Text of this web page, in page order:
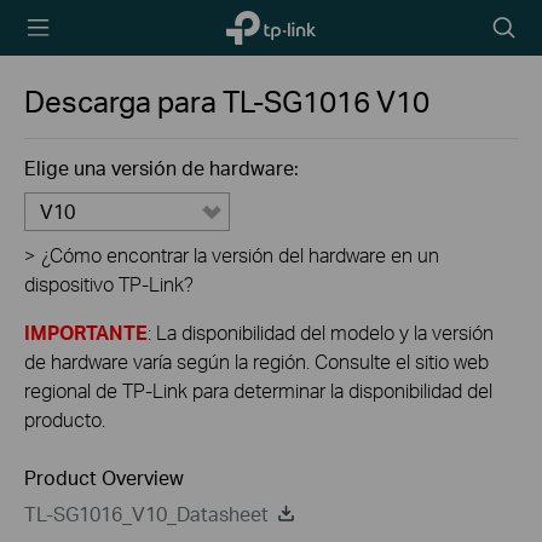
TP-Link,
Reliably
icon
Descarga paraTL-SG1016V10
Elige una versión de hardware:
V10
> ¿Cómo encontrar la versión del hardware en un
dispositivo TP-Link?
IMPORTANTE: La disponibilidad del modelo y la versión
de hardware varía según la región. Consulte el sitio web
regional de TP-Link para determinar la disponibilidad del
producto.
Product Overview
TL-SG1016_V10_Datasheet